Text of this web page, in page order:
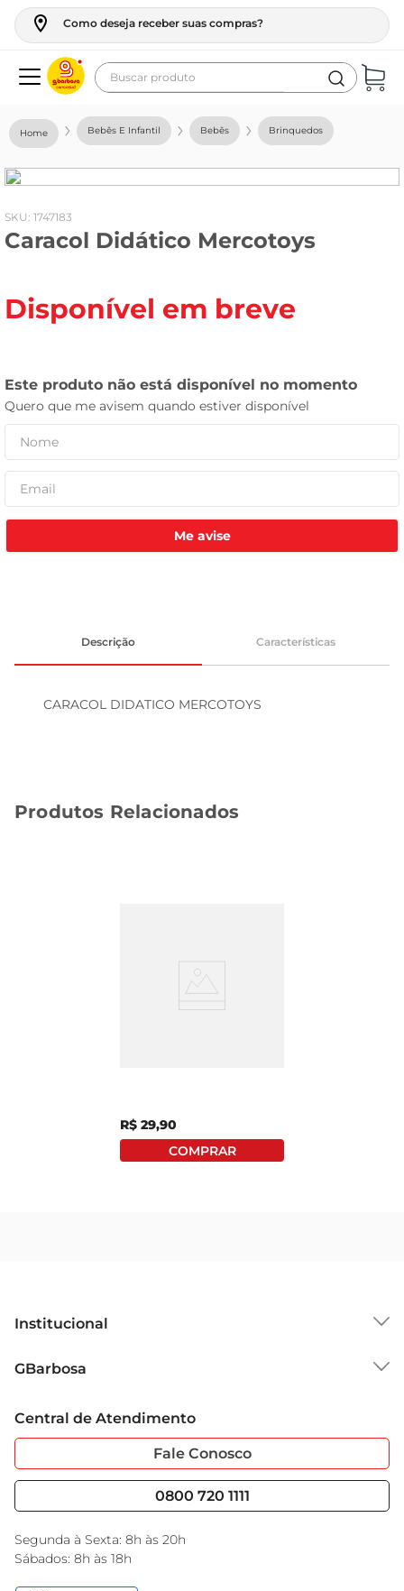
Como deseja receber suas compras?
Buscar produto
Bebês E Infantil Bebês Brinquedos
: 1747183
Caracol Didático Mercotoys
Disponível em breve
Me avise
Descrição Características
CARACOL DIDATICO MERCOTOYS
Produtos Relacionados
R$ 29,90
Institucional
Grupo Cencosud
Sobre Privacidade
Portal do Fornecedo
Nossas Lojas
GBarbosa
Garantia Estendida
Serviços
Black Friday
Encarte do Dia
Central de Atendimento
Fale Conosco
0800 720 1111
Segunda à Sexta: 8h às 20h
Sábados: 8h às 18h
geladeira
fogao
café
frango
leite pó